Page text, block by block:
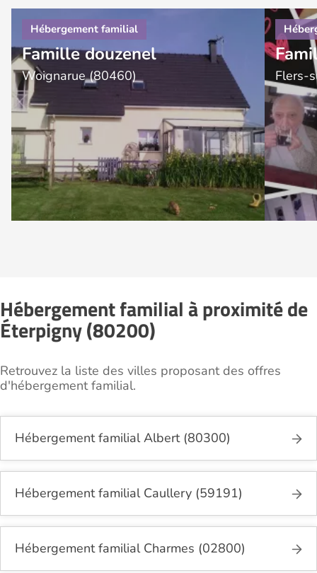
Famille douzenel
Woignarue (80460) Flers-
Hébergement familial à proximité de
Éterpigny (80200)
Retrouvez la liste des villes proposant des offres
d'hébergement familial.
Hébergement familial Albert (80300)
Hébergement familial Caullery (59191)
Hébergement familial Charmes (02800)